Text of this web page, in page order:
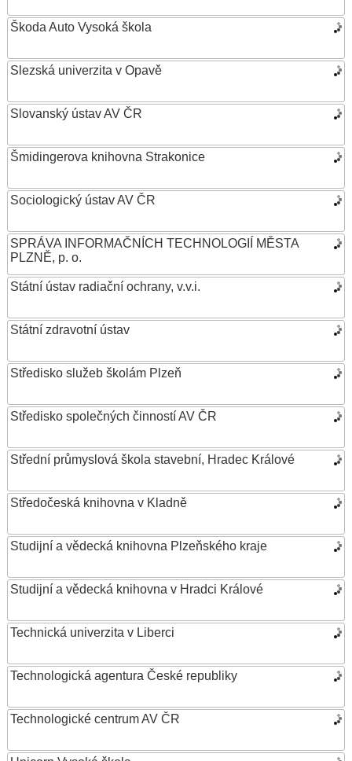
Škoda Auto Vysoká škola
Slezská univerzita v Opavě
Slovanský ústav AV ČR
Šmidingerova knihovna Strakonice
Sociologický ústav AV ČR
SPRÁVA INFORMAČNÍCH TECHNOLOGIÍ MĚSTA
PLZNĚ, p. o.
Státní ústav radiační ochrany, v.v.i.
Státní zdravotní ústav
Středisko služeb školám Plzeň
Středisko společných činností AV ČR
Střední průmyslová škola stavební, Hradec Králové
Středočeská knihovna v Kladně
Studijní a vědecká knihovna Plzeňského kraje
Studijní a vědecká knihovna v Hradci Králové
Technická univerzita v Liberci
Technologická agentura České republiky
Technologické centrum AV ČR